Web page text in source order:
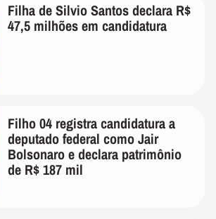
Filha de Silvio Santos declara R$
47,5 milhões em candidatura
Filho 04 registra candidatura a
deputado federal como Jair
Bolsonaro e declara patrimônio
de R$ 187 mil